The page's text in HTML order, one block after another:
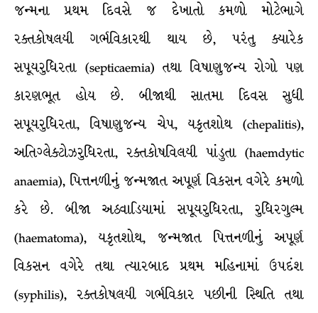
જન્મના પ્રથમ દિવસે જ દેખાતો કમળો મોટેભાગે
રક્તકોષલયી ગર્ભવિકારથી થાય છે, પરંતુ ક્યારેક
સપૂયરુધિરતા (septicaemia) તથા વિષાણુજન્ય રોગો પણ
કારણભૂત હોય છે. બીજાથી સાતમા દિવસ સુધી
સપૂયરુધિરતા, વિષાણુજન્ય ચેપ, યકૃતશોથ (chepalitis),
અતિગ્લેક્ટોઝરુધિરતા, રક્તકોષવિલયી પાંડુતા (haemdytic
anaemia), પિત્તનળીનું જન્મજાત અપૂર્ણ વિકસન વગેરે કમળો
કરે છે. બીજા અઠવાડિયામાં સપૂયરુધિરતા, રુધિરગુલ્મ
(haematoma), યકૃતશોથ, જન્મજાત પિત્તનળીનું અપૂર્ણ
વિકસન વગેરે તથા ત્યારબાદ પ્રથમ મહિનામાં ઉપદંશ
(syphilis), રક્તકોષલયી ગર્ભવિકાર પછીની સ્થિતિ તથા